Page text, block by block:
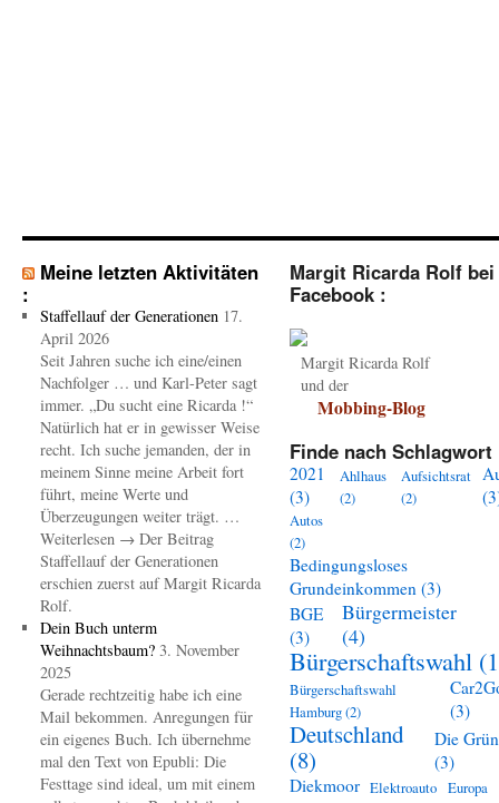
Meine letzten Aktivitäten
:
Staffellauf der Generationen 17.
April 2026
Seit Jahren suche ich eine/einen
Nachfolger … und Karl-Peter sagt
immer. „Du sucht eine Ricarda !“
Natürlich hat er in gewisser Weise
recht. Ich suche jemanden, der in
meinem Sinne meine Arbeit fort
führt, meine Werte und
Überzeugungen weiter trägt. …
Weiterlesen → Der Beitrag
Staffellauf der Generationen
erschien zuerst auf Margit Ricarda
Rolf.
Dein Buch unterm
Weihnachtsbaum? 3. November
2025
Gerade rechtzeitig habe ich eine
Mail bekommen. Anregungen für
ein eigenes Buch. Ich übernehme
mal den Text von Epubli: Die
Festtage sind ideal, um mit einem
Margit Ricarda Rolf bei
Facebook :
Margit Ricarda Rolf
und der
Mobbing-Blog
Finde nach Schlagwort
2021
(3)
Ahlhaus
(2)
Aufsichtsrat
(2)
Autos
(2)
Bedingungsloses
Grundeinkommen (3)
BGE
(3)
Bürgermeister
(4)
Bürgerschaftswahl
Bürgerschaftswahl
Hamburg(2)
(3)
Deutschland
(8)
Die
(3)
Diekmoor Elektroauto Europa